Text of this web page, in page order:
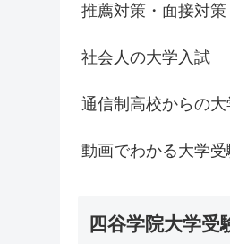
推薦対策・面接対策
社会人の大学入試
通信制高校からの大
動画でわかる大学受
四谷学院大学受